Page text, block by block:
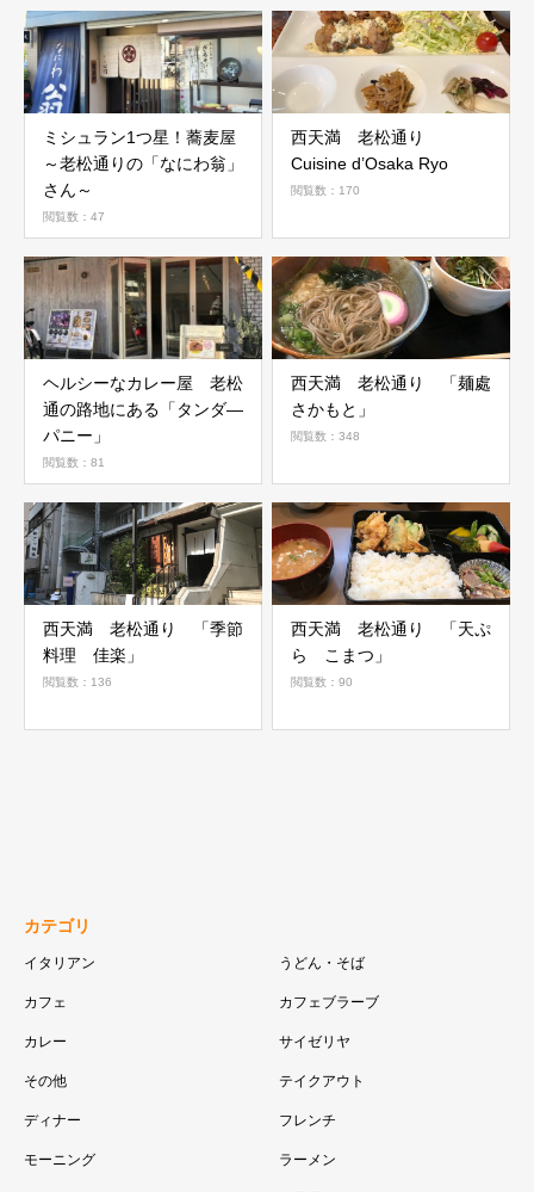
ミシュラン1つ星！蕎麦屋
～老松通りの「なにわ翁」
さん～
閲覧数：47
西天満 老松通り
Cuisine d’Osaka Ryo
閲覧数：170
ヘルシーなカレー屋 老松
通の路地にある「タンダ―
パニー」
閲覧数：81
西天満 老松通り 「麺處
さかもと」
閲覧数：348
西天満 老松通り 「季節
料理 佳楽」
閲覧数：136
西天満 老松通り 「天ぷ
ら こまつ」
閲覧数：90
カテゴリ
イタリアン うどん・そば
カフェ カフェブラーブ
カレー サイゼリヤ
その他 テイクアウト
ディナー フレンチ
モーニング ラーメン